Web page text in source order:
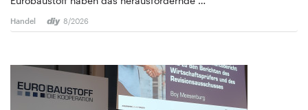
Handel 8/2026